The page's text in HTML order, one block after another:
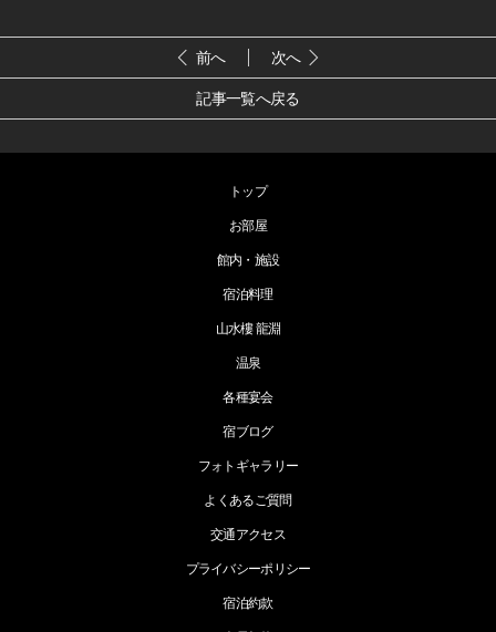
前へ 次へ
記事一覧へ戻る
トップ
お部屋
館内・施設
宿泊料理
山水樓 龍淵
温泉
各種宴会
宿ブログ
フォトギャラリー
よくあるご質問
交通アクセス
プライバシーポリシー
宿泊約款